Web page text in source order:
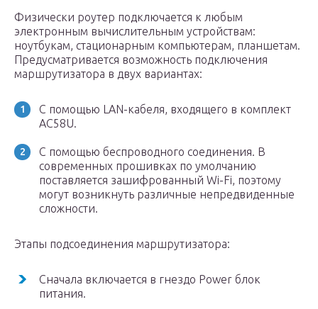
Физически роутер подключается к любым
электронным вычислительным устройствам:
ноутбукам, стационарным компьютерам, планшетам.
Предусматривается возможность подключения
маршрутизатора в двух вариантах:
С помощью LAN-кабеля, входящего в комплект
AC58U.
С помощью беспроводного соединения. В
современных прошивках по умолчанию
поставляется зашифрованный Wi-Fi, поэтому
могут возникнуть различные непредвиденные
сложности.
Этапы подсоединения маршрутизатора:
Сначала включается в гнездо Power блок
питания.